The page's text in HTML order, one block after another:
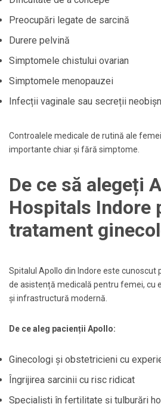
Preocupări legate de sarcină
Durere pelvină
Simptomele chistului ovarian
Simptomele menopauzei
Infecții vaginale sau secreții
Controalele medicale de rutină ale
importante chiar și fără simptome.
De ce să alegeți
Hospitals Indore
tratament
Spitalul Apollo din Indore este cunoscut
de asistență medicală pentru femei, cu
și infrastructură modernă.
De ce aleg pacienții Apollo:
Ginecologi și obstetricieni cu
Îngrijirea sarcinii cu risc ridicat
Specialiști în fertilitate și tulburări